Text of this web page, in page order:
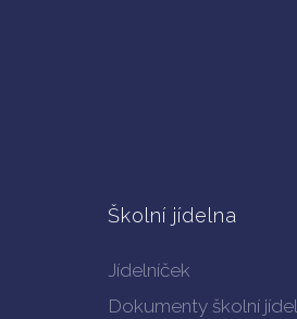
Školní jídelna
Jídelníček
Dokumenty školní